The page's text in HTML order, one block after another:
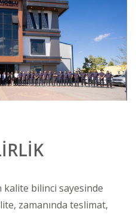
kalite bilinci sayesinde
zamanında teslimat,